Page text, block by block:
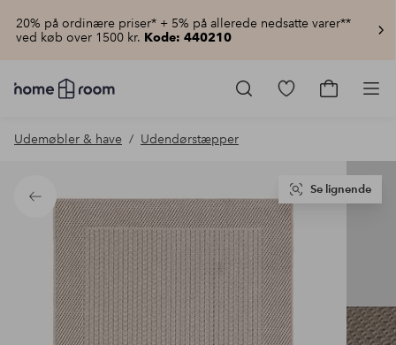
20% på ordinære priser* + 5% på allerede nedsatte varer**
ved køb over 1500 kr. Kode: 440210
Homeroom
–
hjemmet
pris
Gå
Gå
Udemøbler & have Udendørstæpper
Tilbage
Se lignende